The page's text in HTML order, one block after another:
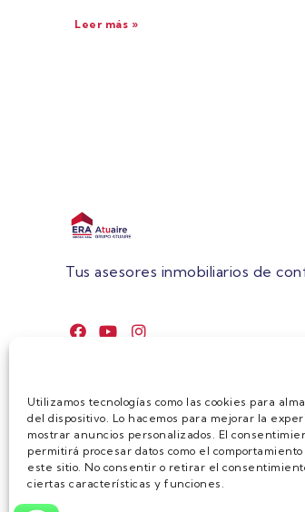
Utilizamos tecnologías como las cookies para
del dispositivo. Lo hacemos para mejorar la
mostrar anuncios personalizados. El
permitirá procesar datos como el
este sitio. No consentir o retirar el
ciertas características y funciones.
Leer más »
Tus asesores inmobiliarios de